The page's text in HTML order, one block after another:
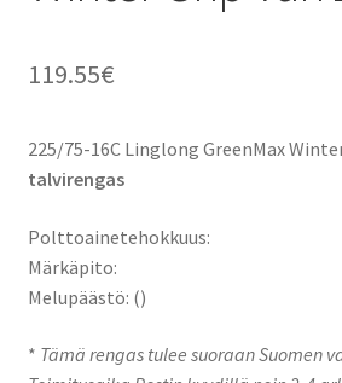
119.55€
225/75-16C Linglong GreenMax
talvirengas
Polttoainetehokkuus:
Märkäpito:
Melupäästö: ()
* Tämä rengas tulee suoraan Suomen